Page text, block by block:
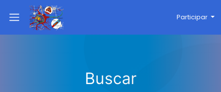
Participar
Buscar